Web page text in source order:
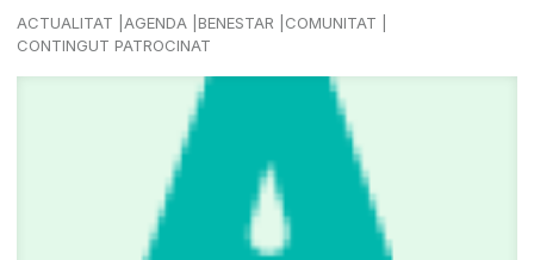
ACTUALITAT AGENDA BENESTAR
COMUNITAT
CONTINGUT PATROCINAT